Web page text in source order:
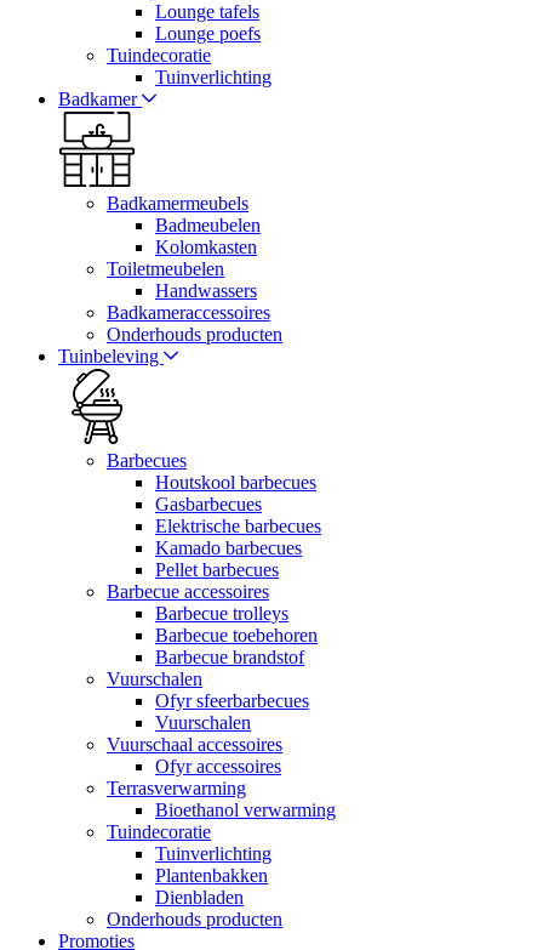
Lounge tafels
Lounge poefs
Tuindecoratie
Tuinverlichting
Badkamer
Badkamermeubels
Badmeubelen
Kolomkasten
Toiletmeubelen
Handwassers
Badkameraccessoires
Onderhouds producten
Tuinbeleving
Barbecues
Houtskool barbecues
Gasbarbecues
Elektrische barbecues
Kamado barbecues
Pellet barbecues
Barbecue accessoires
Barbecue trolleys
Barbecue toebehoren
Barbecue brandstof
Vuurschalen
Ofyr sfeerbarbecues
Vuurschalen
Vuurschaal accessoires
Ofyr accessoires
Terrasverwarming
Bioethanol verwarming
Tuindecoratie
Tuinverlichting
Plantenbakken
Dienbladen
Onderhouds producten
Promoties